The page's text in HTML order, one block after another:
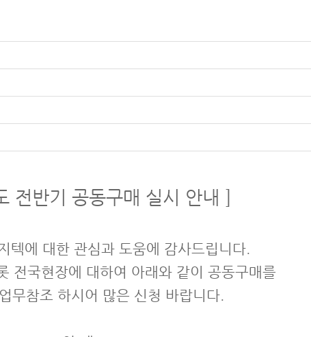
전반기 공동구매 실시 안내 ]
텍에 대한 관심과 도움에 감사드립니다.
전국현장에 대하여 아래와 같이 공동구매를
업무참조 하시어 많은 신청 바랍니다.